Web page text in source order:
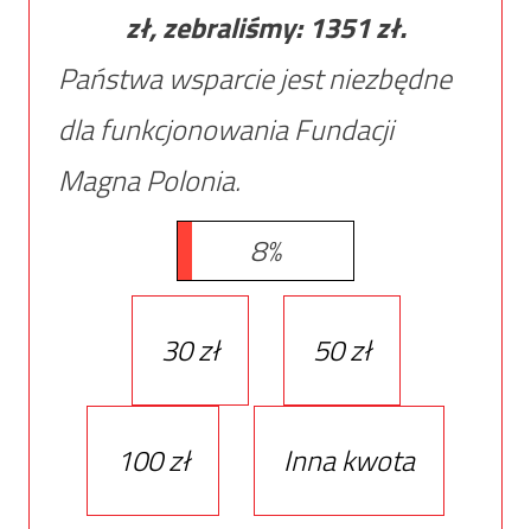
zł, zebraliśmy: 1351zł.
Państwa wsparcie jest niezbędne
dla funkcjonowania Fundacji
Magna Polonia.
8%
30 zł 50 zł
100 zł
Inna kwota